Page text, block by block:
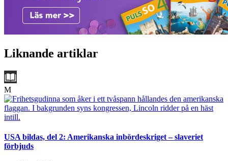
Liknande artiklar
M
USA bildas, del 2: Amerikanska inbördeskriget – slaveriet
förbjuds